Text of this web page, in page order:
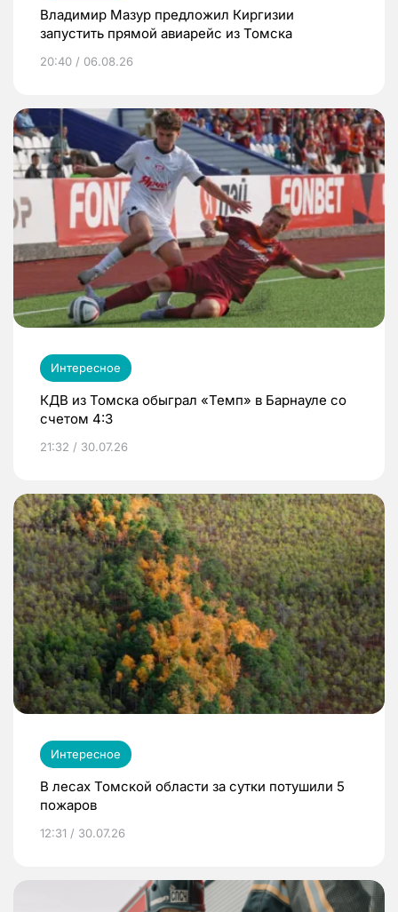
Владимир Мазур предложил Киргизии
запустить прямой авиарейс из Томска
20:40 / 06.08.26
Интересное
КДВ из Томска обыграл «Темп» в Барнауле со
счетом 4:3
21:32 / 30.07.26
Интересное
В лесах Томской области за сутки потушили 5
пожаров
12:31 / 30.07.26